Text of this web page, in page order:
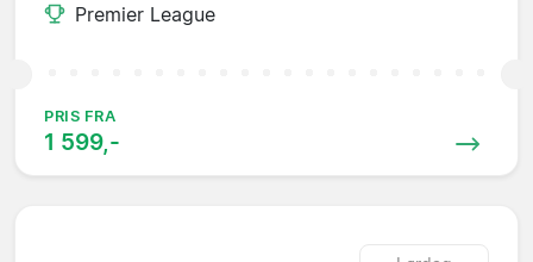
Premier League
PRIS FRA
1 599,-